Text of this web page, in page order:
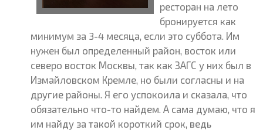
ресторан на лето
бронируется как
минимум за 3-4 месяца, если это суббота. Им
нужен был определенный район, восток или
северо восток Москвы, так как ЗАГС у них был в
Измайловском Кремле, но были согласны и на
другие районы. Я его успокоила и сказала, что
обязательно что-то найдем. А сама думаю, что я
им найду за такой короткий срок, ведь